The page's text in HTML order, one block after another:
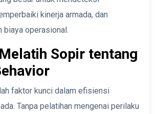
kinerja armada, dan
biaya operasional.
Sopir tentang
faktor kunci dalam efisiensi
Tanpa pelatihan mengenai perilaku